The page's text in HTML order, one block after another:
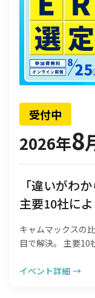
受付中
2026年8
「違いがわ
主要10社に
会
キャムマックスの
目で解決。 主要10
イベント詳細 →